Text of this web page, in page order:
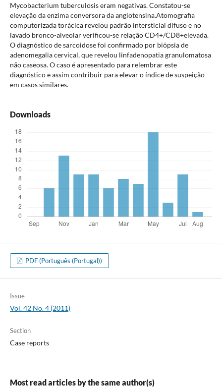
Mycobacterium tuberculosis eram negativas. Constatou-se
elevação da enzima conversora da angiotensina.Atomografia
computorizada torácica revelou padrão intersticial difuso e no
lavado bronco-alveolar verificou-se relação CD4+/CD8+elevada.
O diagnóstico de sarcoidose foi confirmado por biópsia de
adenomegalia cervical, que revelou linfadenopatia granulomatosa
não caseosa. O caso é apresentado para relembrar este
diagnóstico e assim contribuir para elevar o índice de suspeição
em casos similares.
Downloads
PDF (Português (Portugal))
Issue
Vol. 42 No. 4 (2011)
Section
Case reports
Most read articles by the same author(s)